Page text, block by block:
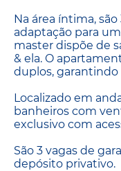
Na área íntima,
adaptação para
master dispõe de
& ela. O
duplos,
Localizado em
banheiros com
exclusivo com
São 3 vagas de
depósito privativo.